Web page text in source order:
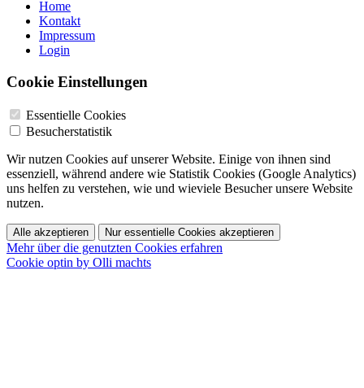
Home
Kontakt
Impressum
Login
Cookie Einstellungen
Essentielle Cookies
Besucherstatistik
Wir nutzen Cookies auf unserer Website. Einige von ihnen sind
essenziell, während andere wie Statistik Cookies (Google Analytics)
uns helfen zu verstehen, wie und wieviele Besucher unsere Website
nutzen.
Alle akzeptieren Nur essentielle Cookies akzeptieren
Mehr über die genutzten Cookies erfahren
Cookie optin by Olli machts